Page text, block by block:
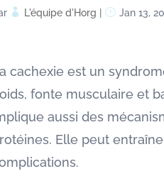
L'équipe d'Horg Jan 13,
cachexie est un
fonte musculaire et
aussi des
Elle peut